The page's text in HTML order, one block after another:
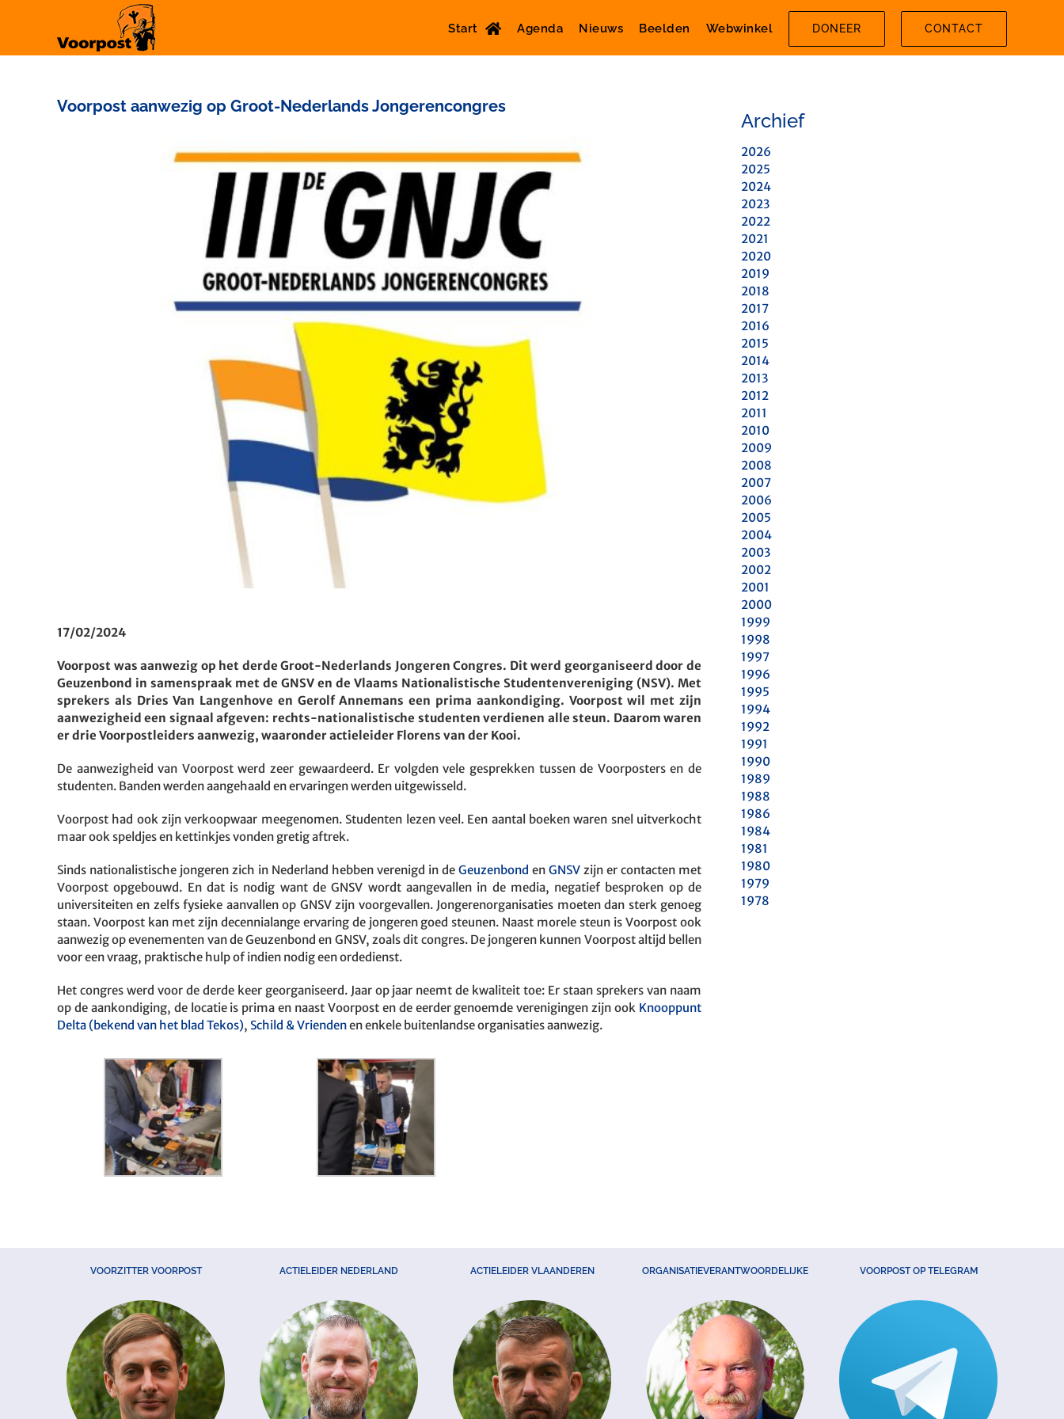
Start Agenda Nieuws Beelden Webwinkel DONEER CONTACT
Voorpost aanwezig op Groot-Nederlands Jongerencongres
17/02/2024
Voorpost was aanwezig op het derde Groot-Nederlands Jongeren Congres. Dit werd georganiseerd door de
Geuzenbond in samenspraak met de GNSV en de Vlaams Nationalistische Studentenvereniging (NSV). Met
sprekers als Dries Van Langenhove en Gerolf Annemans een prima aankondiging. Voorpost wil met zijn
aanwezigheid een signaal afgeven: rechts-nationalistische studenten verdienen alle steun. Daarom waren
er drie Voorpostleiders aanwezig, waaronder actieleider Florens van der Kooi.
De aanwezigheid van Voorpost werd zeer gewaardeerd. Er volgden vele gesprekken tussen de Voorposters en de
studenten. Banden werden aangehaald en ervaringen werden uitgewisseld.
Voorpost had ook zijn verkoopwaar meegenomen. Studenten lezen veel. Een aantal boeken waren snel uitverkocht
maar ook speldjes en kettinkjes vonden gretig aftrek.
Sinds nationalistische jongeren zich in Nederland hebben verenigd in deGeuzenbond enGNSV zijn er contacten met
Voorpost opgebouwd. En dat is nodig want de GNSV wordt aangevallen in de media, negatief besproken op de
universiteiten en zelfs fysieke aanvallen op GNSV zijn voorgevallen. Jongerenorganisaties moeten dan sterk genoeg
staan. Voorpost kan met zijn decennialange ervaring de jongeren goed steunen. Naast morele steun is Voorpost ook
aanwezig op evenementen van de Geuzenbond en GNSV, zoals dit congres. De jongeren kunnen Voorpost altijd bellen
voor een vraag, praktische hulp of indien nodig een ordedienst.
Het congres werd voor de derde keer georganiseerd. Jaar op jaar neemt de kwaliteit toe: Er staan sprekers van naam
op de aankondiging, de locatie is prima en naast Voorpost en de eerder genoemde verenigingen zijn ook Knooppunt
Delta (bekend van het blad Tekos), Schild & Vriendenen enkele buitenlandse organisaties aanwezig.
Archief
2026
2025
2024
2023
2022
2021
2020
2019
2018
2017
2016
2015
2014
2013
2012
2011
2010
2009
2008
2007
2006
2005
2004
2003
2002
2001
2000
1999
1998
1997
1996
1995
1994
1992
1991
1990
1989
1988
1986
1984
1981
1980
1979
1978
VOORZITTER VOORPOST ACTIELEIDER NEDERLAND ACTIELEIDER VLAANDEREN ORGANISATIEVERANTWOORDELIJKE VOORPOST OP TELEGRAM